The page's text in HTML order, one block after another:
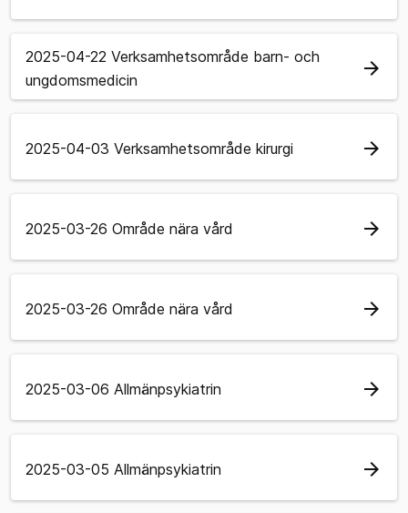
2025-04-22 Verksamhetsområde barn- och
ungdomsmedicin
arrow_forward
2025-04-03 Verksamhetsområde kirurgi arrow_forward
2025-03-26 Område nära vård arrow_forward
2025-03-26 Område nära vård arrow_forward
2025-03-06 Allmänpsykiatrin arrow_forward
2025-03-05 Allmänpsykiatrin arrow_forward